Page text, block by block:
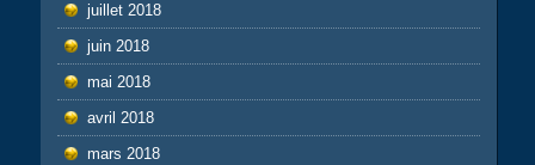
juillet 2018
juin 2018
mai 2018
avril 2018
mars 2018